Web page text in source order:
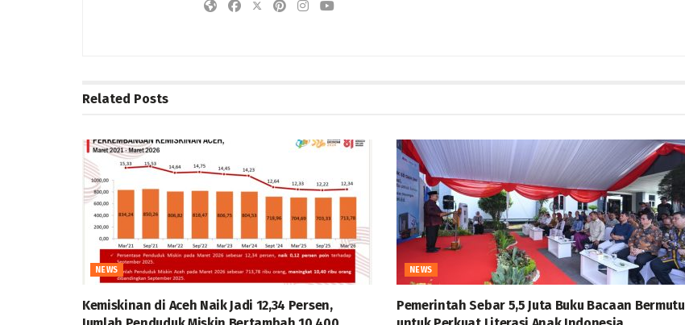
Related Posts
NEWS
Kemiskinan di Aceh Naik Jadi 12,34 Persen,
NEWS
Pemerintah Sebar 5,5 Juta Buku Bacaan Bermutu